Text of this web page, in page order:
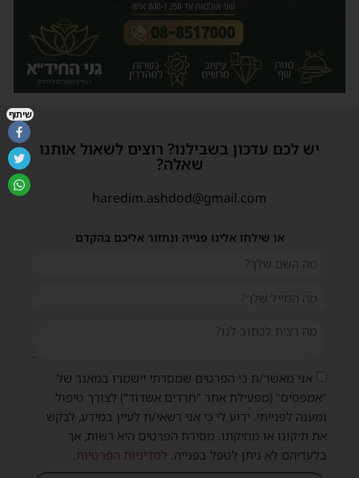
יש לכם עדכון בשבילנו? רוצים לשאול אותנו
שאלה?
haredim.ashdod@gmail.com
או שילחו אלינו פנייה ונחזור אליכם בהקדם
אני מאשר/ת כי הפרטים שמסרתי יישמרו במאגר של
"אמפסיס" (מפעילת אתר "חרדים אשדוד") לצורך טיפול
ומענה לפנייתי. ידוע לי כי אני רשאי/ת לעיין במידע, לבקש
את תיקונו או מחיקתו. מסירת הפרטים היא רשות, אך
בלעדיהם לא ניתן לטפל בפנייה. למדיניות הפרטיות.
שיתוף